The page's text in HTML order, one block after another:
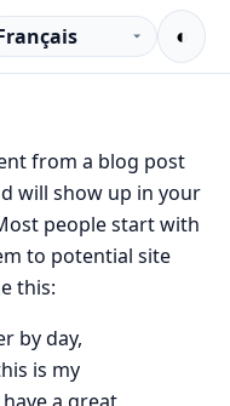
◐
from a blog post
will show up in your
people start with
to potential site
this:
by day,
is my